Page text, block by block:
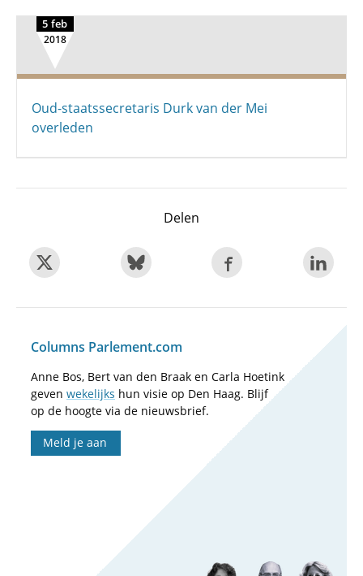
5 feb
2018
Oud-staatssecretaris Durk van der Mei
overleden
Delen
Columns Parlement.com
Anne Bos, Bert van den Braak en Carla Hoetink
geven wekelijks hun visie op Den Haag. Blijf
op de hoogte via de nieuwsbrief.
Meld je aan